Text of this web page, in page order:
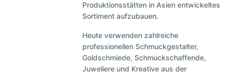
Produktionsstätten in Asien entwickeltes
Sortiment aufzubauen.
Heute verwenden zahlreiche
professionellen Schmuckgestalter,
Goldschmiede, Schmuckschaffende,
Juweliere und Kreative aus der